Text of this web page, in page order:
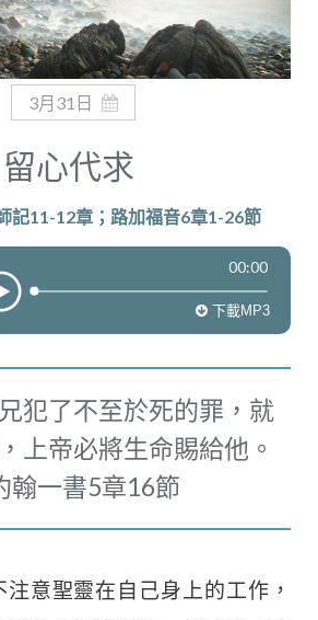
3月31日
留心代求
記11-12章；路加福音6章1-26節
00:00
下載MP3
犯了不至於死的罪，就
上帝必將生命賜給他。
翰一書5章16節
意聖靈在自己身上的工作，